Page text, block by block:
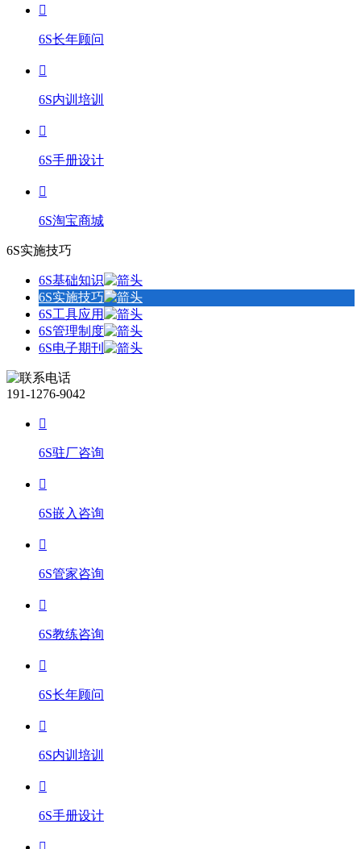
6S长年顾问
6S内训培训
6S手册设计
6S淘宝商城
6S实施技巧
6S基础知识
6S实施技巧
6S工具应用
6S管理制度
6S电子期刊
191-1276-9042
6S驻厂咨询
6S嵌入咨询
6S管家咨询
6S教练咨询
6S长年顾问
6S内训培训
6S手册设计